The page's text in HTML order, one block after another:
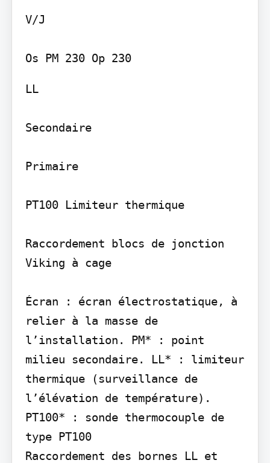
V/J
Os PM 230 Op 230
LL
Secondaire
Primaire
PT100 Limiteur thermique
Raccordement blocs de jonction
Viking à cage
Écran : écran électrostatique, à
relier à la masse de
l’installation. PM* : point
milieu secondaire. LL* : limiteur
thermique (surveillance de
l’élévation de température).
PT100* : sonde thermocouple de
type PT100
Raccordement des bornes LL et